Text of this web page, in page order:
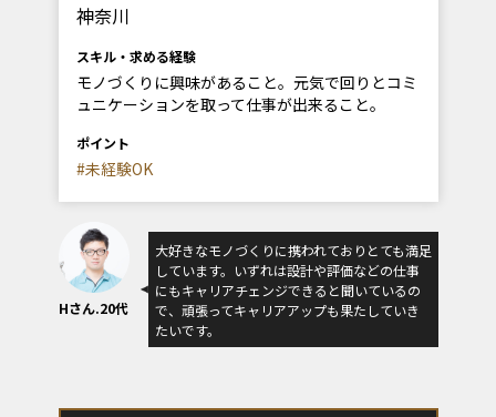
神奈川
スキル・求める経験
モノづくりに興味があること。元気で回りとコミ
ュニケーションを取って仕事が出来ること。
ポイント
#未経験OK
Hさん.20代
大好きなモノづくりに携われておりとても満足
しています。いずれは設計や評価などの仕事
にもキャリアチェンジできると聞いているの
で、頑張ってキャリアアップも果たしていき
たいです。